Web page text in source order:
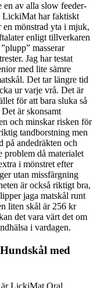
en av alla slow feeder-
LickiMat har faktiskt
en mönstrad yta i mjuk,
enligt tillverkaren
masserar
Jag har testat
med lite sämre
Det tar längre tid
ur varje vrå. Det är
för att bara sluka så
är skonsamt
och minskar risken för
tandborstning men
på andedräkten och
problem då materialet
i mönstret efter
utan missfärgning
är också riktigt bra,
jaga matskål runt
liten skål är 256 kr
det vara värt det om
i vardagen.
med
är LickiMat Oral